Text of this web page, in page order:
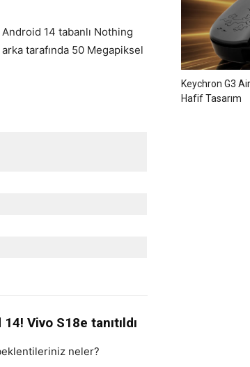
14 tabanlı Nothing
tarafında 50 Megapiksel
Vivo S18e tanıtıldı
neler?
Keychron G3
Hafif Tasarım